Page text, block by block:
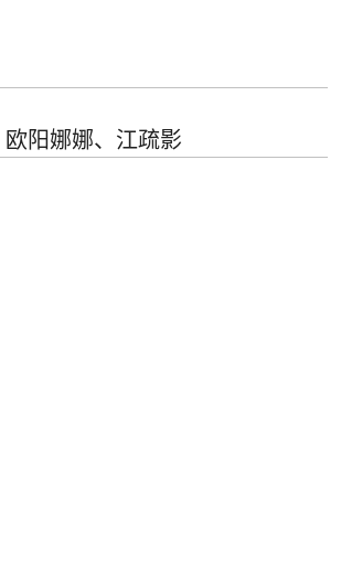
欧阳娜娜、江疏影